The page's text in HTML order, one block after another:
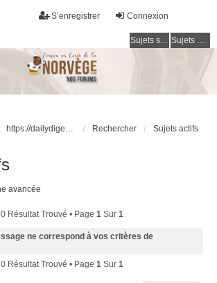
Connexion
S’enregistrer
Sujets sans réponse Sujets actifs
https://dailydigesthub.com Rechercher Sujets actifs
avancée
0 Résultat Trouvé • Page 1Sur 1
ne correspond à vos critères de
0 Résultat Trouvé • Page 1Sur 1